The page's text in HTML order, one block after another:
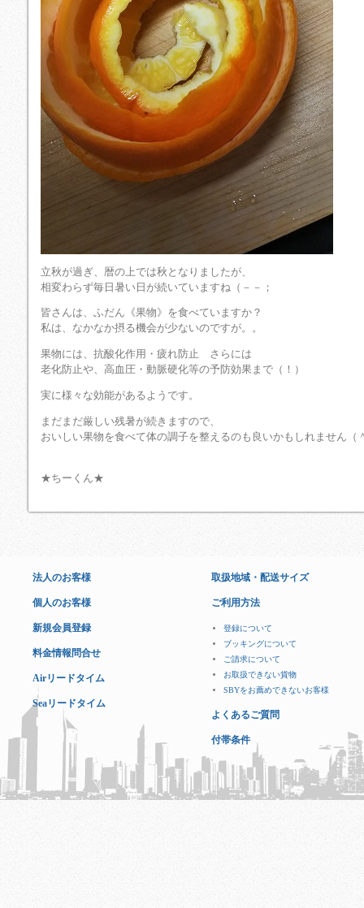
立秋が過ぎ、暦の上では秋となりましたが、
相変わらず毎日暑い日が続いていますね（－－；
皆さんは、ふだん《果物》を食べていますか？
私は、なかなか摂る機会が少ないのですが。。
果物には、抗酸化作用・疲れ防止 さらには
老化防止や、高血圧・動脈硬化等の予防効果まで（！）
実に様々な効能があるようです。
まだまだ厳しい残暑が続きますので、
おいしい果物を食べて体の調子を整えるのも良いかもしれません（
★ちーくん★
法人のお客様
個人のお客様
新規会員登録
料金情報問合せ
Airリードタイム
Seaリードタイム
取扱地域・配送サイズ
ご利用方法
登録について
ブッキングについて
ご請求について
お取扱できない貨物
SBYをお薦めできないお客様
よくあるご質問
付帯条件